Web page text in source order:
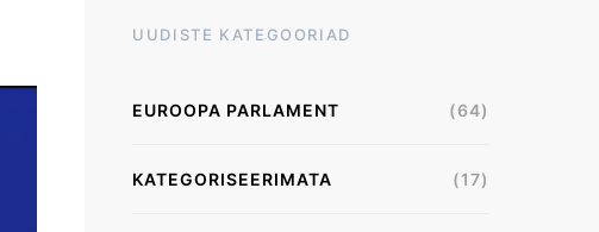
UUDISTE KATEGOORIAD
EUROOPA PARLAMENT (64)
KATEGORISEERIMATA (17)